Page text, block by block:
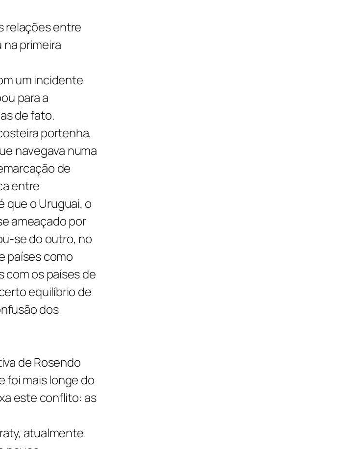
relações entre
primeira
um incidente
para a
de fato.
portenha,
navegava numa
de
entre
que o Uruguai, o
ameaçado por
se do outro, no
países como
com os países de
equilíbrio de
dos
de Rosendo
foi mais longe do
este conflito: as
atualmente